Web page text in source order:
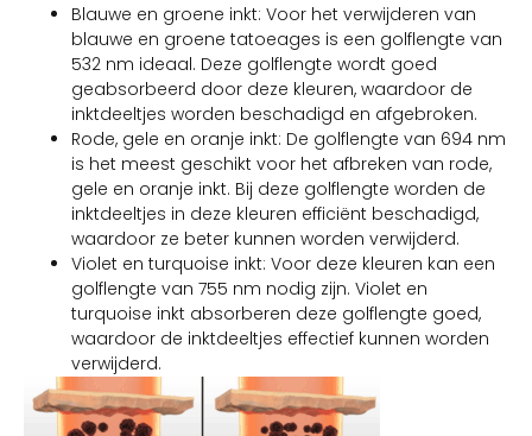
Blauwe en groene inkt: Voor het verwijderen van
blauwe en groene tatoeages is een golflengte van
532 nm ideaal. Deze golflengte wordt goed
geabsorbeerd door deze kleuren, waardoor de
inktdeeltjes worden beschadigd en afgebroken.
Rode, gele en oranje inkt: De golflengte van 694 nm
is het meest geschikt voor het afbreken van rode,
gele en oranje inkt. Bij deze golflengte worden de
inktdeeltjes in deze kleuren efficiënt beschadigd,
waardoor ze beter kunnen worden verwijderd.
Violet en turquoise inkt: Voor deze kleuren kan een
golflengte van 755 nm nodig zijn. Violet en
turquoise inkt absorberen deze golflengte goed,
waardoor de inktdeeltjes effectief kunnen worden
verwijderd.